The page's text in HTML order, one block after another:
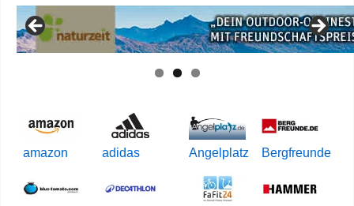
amazon adidas Angelplatz Bergfreunde